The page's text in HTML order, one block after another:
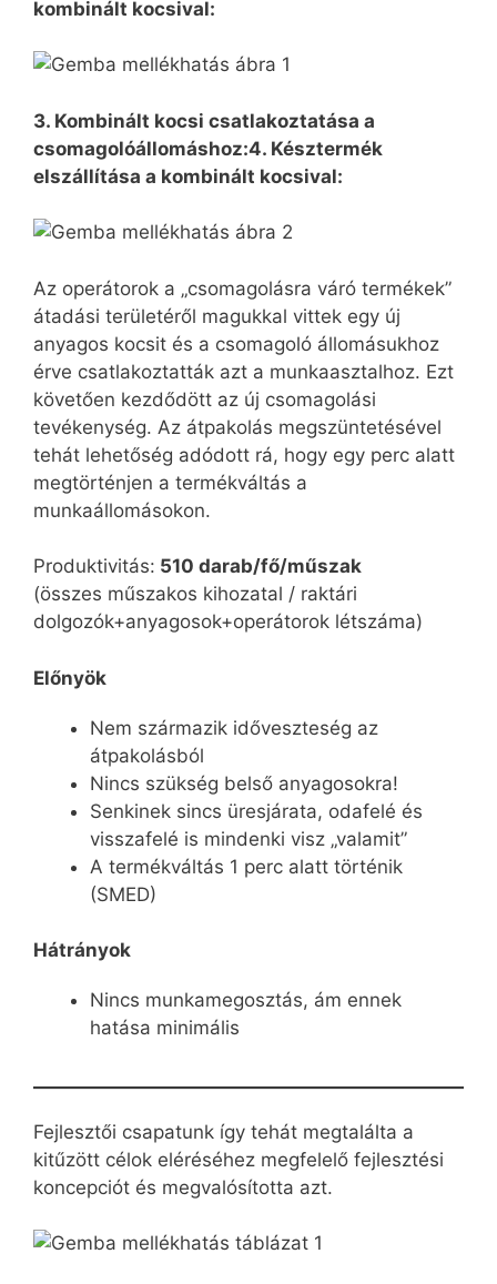
kombinált kocsival:
3. Kombinált kocsi csatlakoztatása a
csomagolóállomáshoz:4. Késztermék
elszállítása a kombinált kocsival:
Az operátorok a „csomagolásra váró termékek”
átadási területéről magukkal vittek egy új
anyagos kocsit és a csomagoló állomásukhoz
érve csatlakoztatták azt a munkaasztalhoz. Ezt
követően kezdődött az új csomagolási
tevékenység. Az átpakolás megszüntetésével
tehát lehetőség adódott rá, hogy egy perc alatt
megtörténjen a termékváltás a
munkaállomásokon.
Produktivitás: 510 darab/fő/műszak
(összes műszakos kihozatal / raktári
dolgozók+anyagosok+operátorok létszáma)
Előnyök
Nem származik időveszteség az
átpakolásból
Nincs szükség belső anyagosokra!
Senkinek sincs üresjárata, odafelé és
visszafelé is mindenki visz „valamit”
A termékváltás 1 perc alatt történik
(SMED)
Hátrányok
Nincs munkamegosztás, ám ennek
hatása minimális
Fejlesztői csapatunk így tehát megtalálta a
kitűzött célok eléréséhez megfelelő fejlesztési
koncepciót és megvalósította azt.